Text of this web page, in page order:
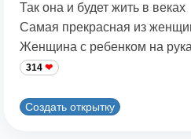
Так она и будет жить в веках
Самая прекрасная из
Женщина с ребенком на
314
Создать открытку